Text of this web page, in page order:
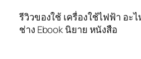
รีวิวของใช้ เครื่องใช้ไฟฟ้า อะไ
ช่าง Ebook นิยาย หนังสือ